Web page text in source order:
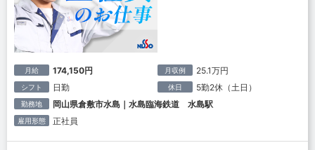
月給 174,150円 月収例 25.1万円
シフト 日勤 休日 5勤2休（土日）
勤務地 岡山県倉敷市水島｜水島臨海鉄道 水島駅
雇用形態 正社員